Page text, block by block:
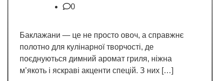
0
Баклажани — це не просто овоч, а справжнє
полотно для кулінарної творчості, де
поєднуються димний аромат гриля, ніжна
м’якоть і яскраві акценти спецій. З них […]